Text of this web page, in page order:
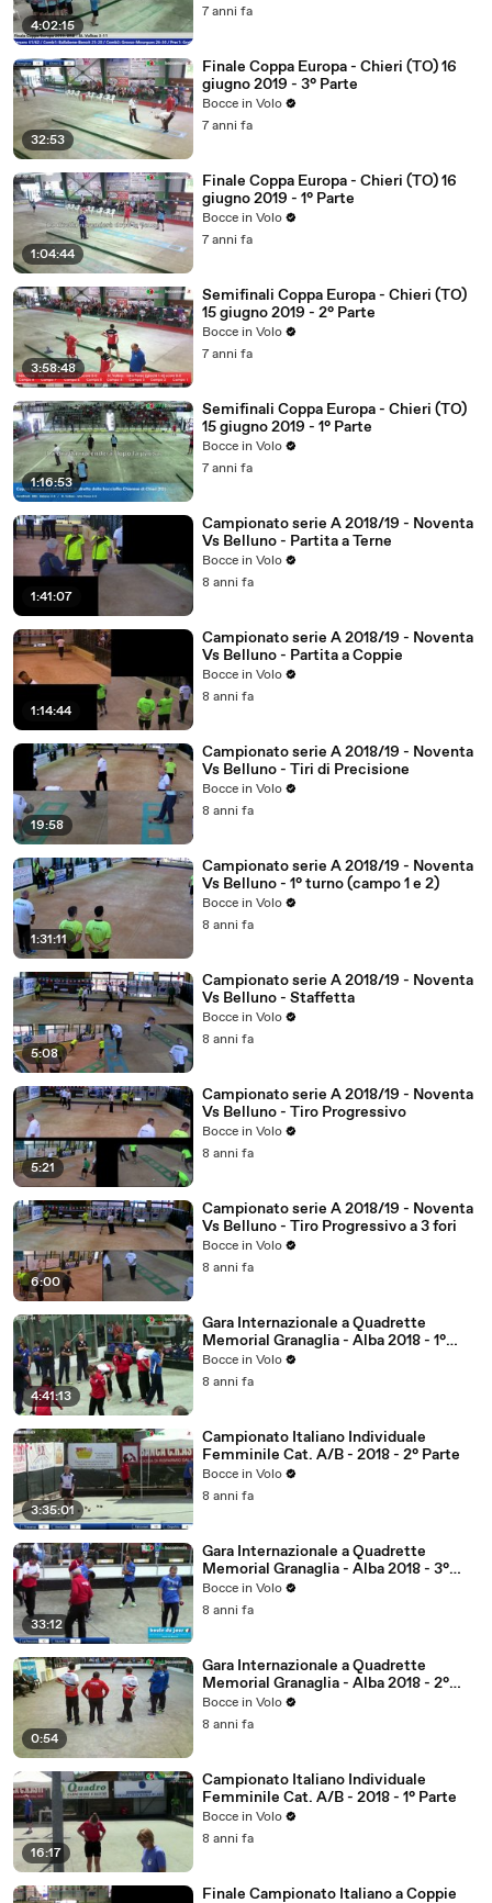
4:02:15
7 anni fa
32:53
Finale Coppa Europa - Chieri (TO) 16
giugno 2019 - 3° Parte
Bocce in Volo
7 anni fa
1:04:44
Finale Coppa Europa - Chieri (TO) 16
giugno 2019 - 1° Parte
Bocce in Volo
7 anni fa
3:58:48
Semifinali Coppa Europa - Chieri (TO)
15 giugno 2019 - 2° Parte
Bocce in Volo
7 anni fa
1:16:53
Semifinali Coppa Europa - Chieri (TO)
15 giugno 2019 - 1° Parte
Bocce in Volo
7 anni fa
1:41:07
Campionato serie A 2018/19 - Noventa
Vs Belluno - Partita a Terne
Bocce in Volo
8 anni fa
1:14:44
Campionato serie A 2018/19 - Noventa
Vs Belluno - Partita a Coppie
Bocce in Volo
8 anni fa
19:58
Campionato serie A 2018/19 - Noventa
Vs Belluno - Tiri di Precisione
Bocce in Volo
8 anni fa
1:31:11
Campionato serie A 2018/19 - Noventa
Vs Belluno - 1° turno (campo 1 e 2)
Bocce in Volo
8 anni fa
5:08
Campionato serie A 2018/19 - Noventa
Vs Belluno - Staffetta
Bocce in Volo
8 anni fa
5:21
Campionato serie A 2018/19 - Noventa
Vs Belluno - Tiro Progressivo
Bocce in Volo
8 anni fa
6:00
Campionato serie A 2018/19 - Noventa
Vs Belluno - Tiro Progressivo a 3 fori
Bocce in Volo
8 anni fa
4:41:13
Gara Internazionale a Quadrette
Memorial Granaglia - Alba 2018 - 1°
Parte
Bocce in Volo
8 anni fa
3:35:01
Campionato Italiano Individuale
Femminile Cat. A/B - 2018 - 2° Parte
Bocce in Volo
8 anni fa
33:12
Gara Internazionale a Quadrette
Memorial Granaglia - Alba 2018 - 3°
Parte
Bocce in Volo
8 anni fa
0:54
Gara Internazionale a Quadrette
Memorial Granaglia - Alba 2018 - 2°
Parte
Bocce in Volo
8 anni fa
16:17
Campionato Italiano Individuale
Femminile Cat. A/B - 2018 - 1° Parte
Bocce in Volo
8 anni fa
Finale Campionato Italiano a Coppie